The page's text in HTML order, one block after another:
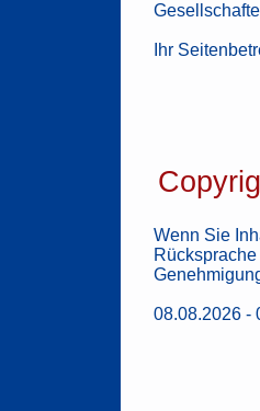
Ihr
Wenn Sie
08.08.2026 -